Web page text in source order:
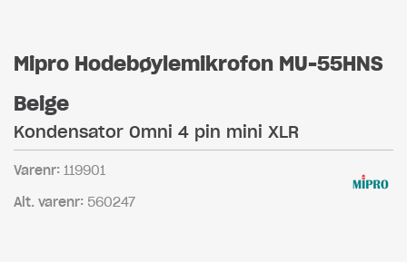
Mipro Hodebøylemikrofon MU-55HNS
Beige
Kondensator Omni 4 pin mini XLR
Varenr: 119901
Alt. varenr: 560247